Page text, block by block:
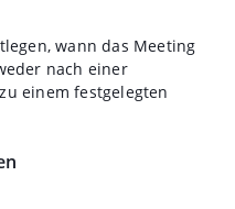
wann das Meeting
nach einer
einem festgelegten